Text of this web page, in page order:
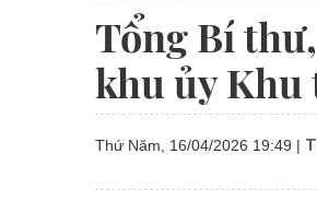
Tổng Bí
khu ủy Khu
Thứ Năm, 16/04/2026 19:49 |